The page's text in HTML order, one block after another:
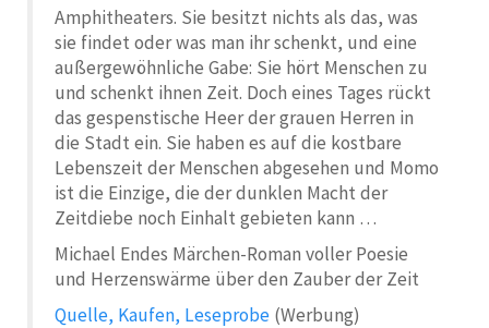
Amphitheaters. Sie besitzt nichts als das, was
sie findet oder was man ihr schenkt, und eine
außergewöhnliche Gabe: Sie hört Menschen zu
und schenkt ihnen Zeit. Doch eines Tages rückt
das gespenstische Heer der grauen Herren in
die Stadt ein. Sie haben es auf die kostbare
Lebenszeit der Menschen abgesehen und Momo
ist die Einzige, die der dunklen Macht der
Zeitdiebe noch Einhalt gebieten kann …
Michael Endes Märchen-Roman voller Poesie
und Herzenswärme über den Zauber der Zeit
Quelle, Kaufen, Leseprobe (Werbung)